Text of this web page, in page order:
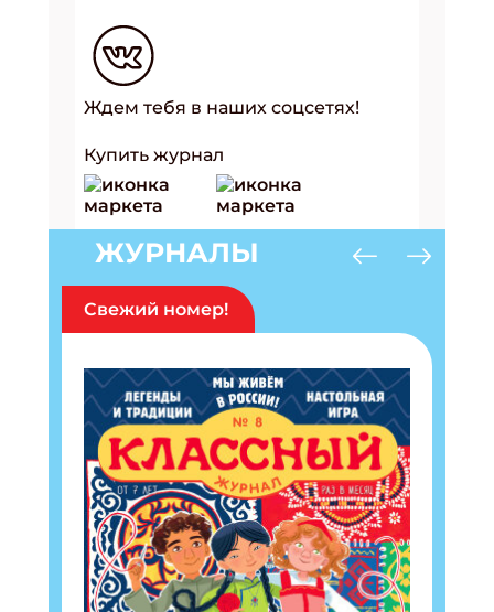
Ждем тебя в наших соцсетях!
Купить журнал
ЖУРНАЛЫ
Свежий номер!